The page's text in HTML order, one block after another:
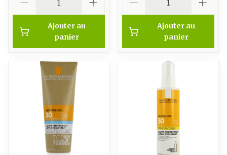
Ajouter au
panier
Ajouter au
panier